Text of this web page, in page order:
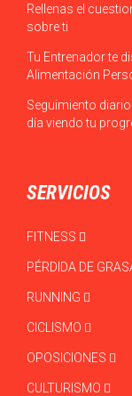
Rellenas el
sobre ti
Tu Entrenador te
Alimentación
Seguimiento
día viendo tu
SERVICIOS
FITNESS
PÉRDIDA DE
RUNNING
CICLISMO
OPOSICIONES
CULTURISMO